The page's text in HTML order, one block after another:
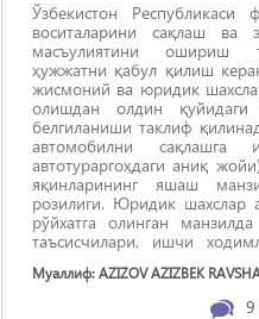
Ўзбекистон Республикаси
воситаларини сақлаш ва
масъулиятини ошириш
ҳужжатни қабул қилиш
жисмоний ва юридик
олишдан олдин
белгиланиши таклиф
автомобилни сақлашга
автотураргоҳдаги аниқ
яқинларининг яшаш
розилиги. Юридик шахслар
рўйхатга олинган
таъсисчилари, ишчи
берилади. Бу орқали
Муаллиф: AZIZOV AZIZBEK
9